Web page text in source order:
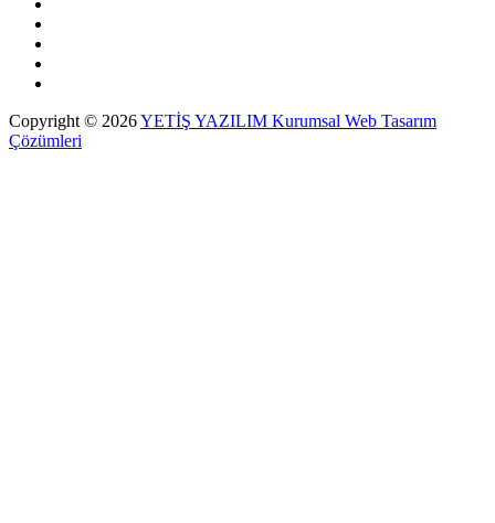
Copyright © 2026YETİŞ YAZILIM Kurumsal Web Tasarım
Çözümleri